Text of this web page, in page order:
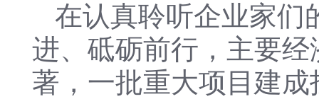
在认真聆听企业家们
进、砥砺前行，主要
著，一批重大项目建成